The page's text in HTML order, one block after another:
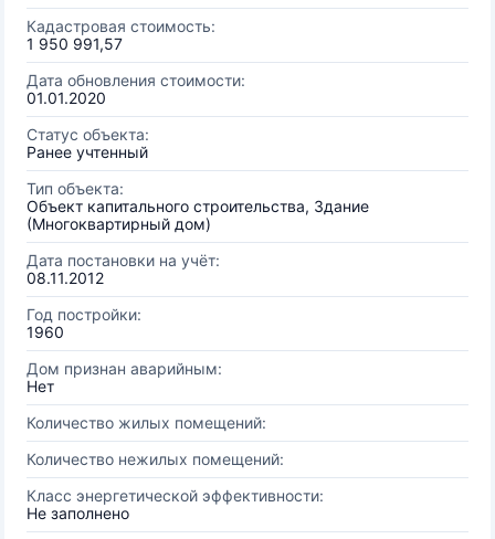
Кадастровая стоимость:
1 950 991,57
Дата обновления стоимости:
01.01.2020
Статус объекта:
Ранее учтенный
Тип объекта:
Объект капитального строительства, Здание
(Многоквартирный дом)
Дата постановки на учёт:
08.11.2012
Год постройки:
1960
Дом признан аварийным:
Нет
Количество жилых помещений:
Количество нежилых помещений:
Класс энергетической эффективности:
Не заполнено